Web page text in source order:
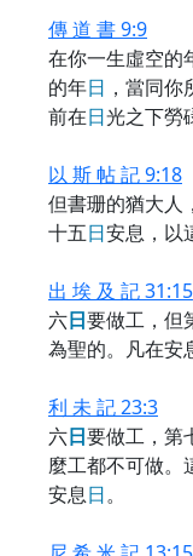
傳 道 書 9:9
在你一生虛空的
的年日 ，當同
前在日光之下勞
以 斯 帖 記 9:18
但書珊的猶大人
十五日安息，以
出 埃 及 記 31:15
六日要做工，但
為聖的。凡在安
利 未 記 23:3
六日要做工，第
麼工都不可做。
安息日。